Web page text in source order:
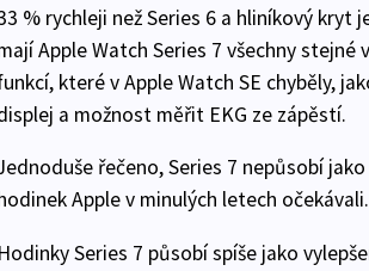
% rychleji než Series 6 a hliníkový kryt
Apple Watch Series 7 všechny
které v Apple Watch SE chyběly,
a možnost měřit EKG ze zápěstí.
řečeno, Series 7 nepůsobí
Apple v minulých letech
Hodinky Series 7 působí spíše jako